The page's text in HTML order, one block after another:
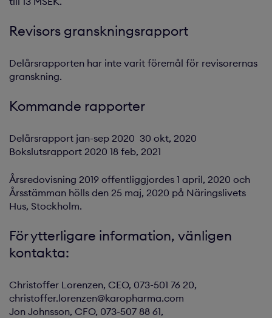
Revisors granskningsrapport
Delårsrapporten har inte varit föremål för revisorernas
granskning.
Kommande rapporter
Delårsrapport jan-sep 2020 30 okt, 2020
Bokslutsrapport 2020 18 feb, 2021
Årsredovisning 2019 offentliggjordes 1 april, 2020 och
Årsstämman hölls den 25 maj, 2020 på Näringslivets
Hus, Stockholm.
För ytterligare information, vänligen
kontakta:
Christoffer Lorenzen, CEO, 073-501 76 20,
christoffer.lorenzen@karopharma.com
Jon Johnsson, CFO, 073-507 88 61,